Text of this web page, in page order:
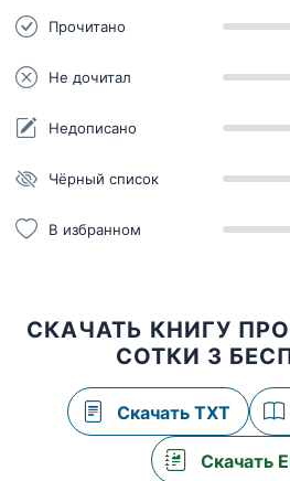
Прочитано
Не дочитал
Недописано
Чёрный список
В избранном
СКАЧАТЬ КНИГУ
СОТКИ 3
Скачать TXT
Скачать